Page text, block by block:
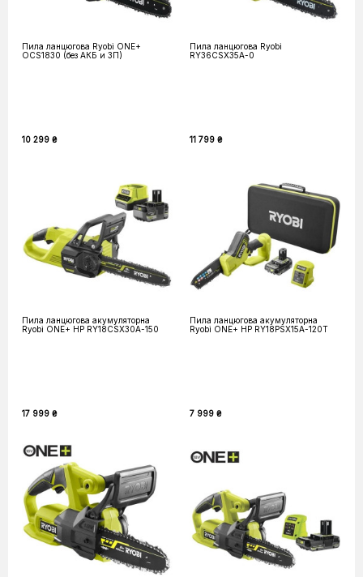
Пила ланцюгова Ryobi ONE+
OCS1830 (без АКБ и ЗП)
10 299 ₴
Пила ланцюгова Ryobi
RY36CSX35A-0
11 799 ₴
Пила ланцюгова акумуляторна
Ryobi ONE+ HP RY18CSX30A-150
17 999 ₴
Пила ланцюгова акумуляторна
Ryobi ONE+ HP RY18PSX15A-120T
7 999 ₴